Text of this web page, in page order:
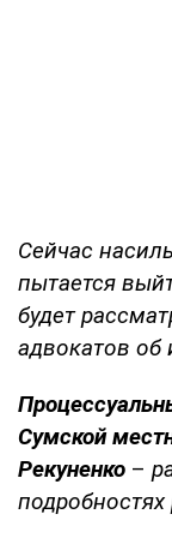
Сейчас
пытается
будет
адвокатов об
Сумской
Рекуненко –